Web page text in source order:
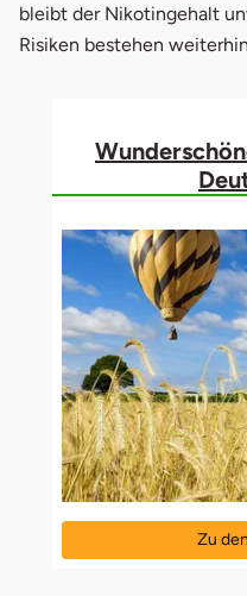
bleibt der Nikotingehalt
Risiken bestehen
Zu